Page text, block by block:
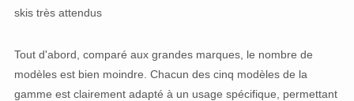
skis très attendus
Tout d'abord, comparé aux grandes marques, le nombre de
modèles est bien moindre. Chacun des cinq modèles de la
gamme est clairement adapté à un usage spécifique, permettant